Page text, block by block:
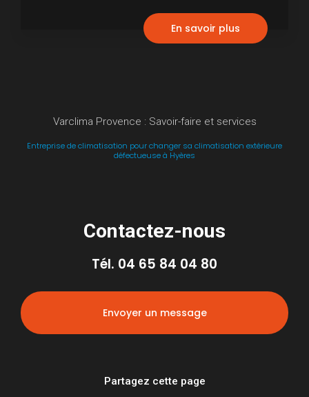
En savoir plus
Varclima Provence : Savoir-faire et services
Entreprise de climatisation pour changer sa climatisation extérieure
défectueuse à Hyères
Contactez-nous
Tél. 04 65 84 04 80
Envoyer un message
Partagez cette page